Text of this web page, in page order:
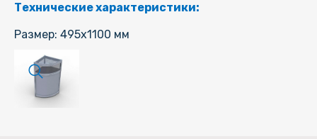
Технические характеристики:
Размер: 495х1100 мм